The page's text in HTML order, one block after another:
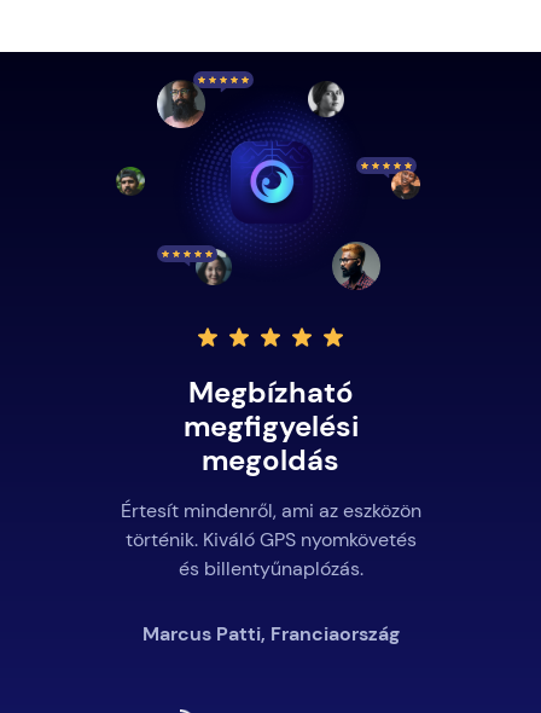
Megbízható
megfigyelési
megoldás
Értesít mindenről, ami az eszközön
történik. Kiváló GPS nyomkövetés
és billentyűnaplózás.
Marcus Patti, Franciaország